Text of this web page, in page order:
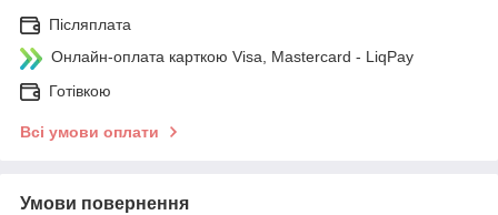
Післяплата
Онлайн-оплата карткою Visa, Mastercard - LiqPay
Готівкою
Всі умови оплати
Умови повернення